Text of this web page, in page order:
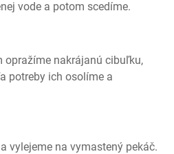
vode a potom scedíme.
opražíme nakrájanú cibuľku,
potreby ich osolíme a
vylejeme na vymastený pekáč.